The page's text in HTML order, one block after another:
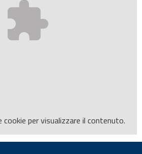
cookie per visualizzare il contenuto.